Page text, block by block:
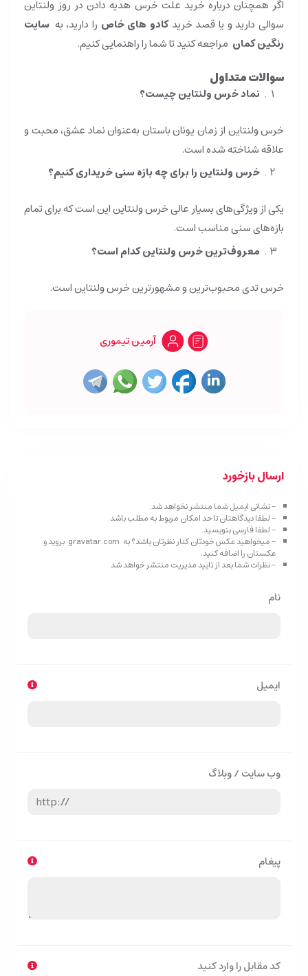
اگر همچنان درباره خرید علت خرس هدیه دادن در روز ولنتاین
سوالی دارید و یا قصد خریدکادو های خاص را دارید، به سایت
رنگین کمان مراجعه کنید تا شما را راهنمایی کنیم.
سوالات متداول
نماد خرس ولنتاین چیست؟
خرس ولنتاین از زمان یونان باستان به‌عنوان نماد عشق، محبت و
علاقه شناخته شده است.
خرس ولنتاین را برای چه بازه سنی خریداری کنیم؟
یکی از ویژگی‌های بسیار عالی خرس ولنتاین این است که برای تمام
بازه‌های سنی مناسب است.
معروف‌ترین خرس ولنتاین کدام است؟
خرس تدی محبوب‌ترین و مشهورترین خرس ولنتاین است.
آرمین تیموری
ارسال بازخورد
- نشانی ایمیل شما منتشر نخواهد شد.
- لطفا دیدگاهتان تا حد امکان مربوط به مطلب باشد.
- لطفا فارسی بنویسید.
- میخواهید عکس خودتان کنار نظرتان باشد؟ به gravatar.com بروید و
عکستان را اضافه کنید.
- نظرات شما بعد از تایید مدیریت منتشر خواهد شد
نام
ایمیل
وب سایت / وبلاگ
پیغام
کد مقابل را وارد کنید